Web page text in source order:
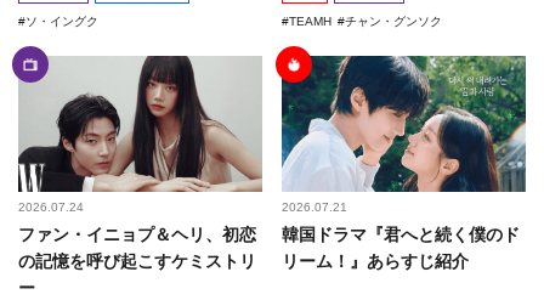
ソ・イングク TEAMH チャン・グンソク
2026.07.24
ファン・イニョプ＆ヘリ、初恋
の記憶を呼び起こすケミストリ
ー
2026.07.21
韓国ドラマ『君へと続く僕のド
リーム！』あらすじ紹介